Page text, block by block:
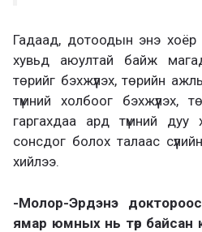
Гадаад, дотоодын энэ хоёр
хувьд аюултай байж
төрийг бэхжүүлэх, төрийн
түмний холбоог бэхжүүлэх,
гаргахдаа ард түмний
сонсдог болох талаас
хийлээ.
-Молор-Эрдэнэ
ямар юмных нь төр байсан